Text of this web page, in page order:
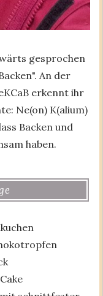
gesprochen
An der
erkennt ihr
Ne(on) K(alium)
Backen und
haben.